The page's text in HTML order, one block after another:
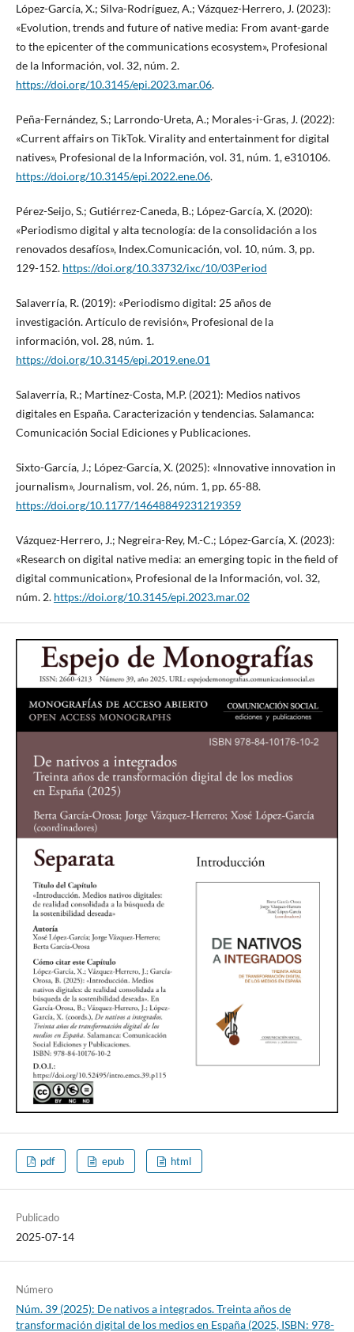
López-García, X.; Silva-Rodríguez, A.; Vázquez-Herrero, J. (2023):
«Evolution, trends and future of native media: From avant-garde
to the epicenter of the communications ecosystem», Profesional
de la Información, vol. 32, núm. 2.
https://doi.org/10.3145/epi.2023.mar.06.
Peña-Fernández, S.; Larrondo-Ureta, A.; Morales-i-Gras, J. (2022):
«Current affairs on TikTok. Virality and entertainment for digital
natives», Profesional de la Información, vol. 31, núm. 1, e310106.
https://doi.org/10.3145/epi.2022.ene.06.
Pérez-Seijo, S.; Gutiérrez-Caneda, B.; López-García, X. (2020):
«Periodismo digital y alta tecnología: de la consolidación a los
renovados desafíos», Index.Comunicación, vol. 10, núm. 3, pp.
129-152. https://doi.org/10.33732/ixc/10/03Period
Salaverría, R. (2019): «Periodismo digital: 25 años de
investigación. Artículo de revisión», Profesional de la
información, vol. 28, núm. 1.
https://doi.org/10.3145/epi.2019.ene.01
Salaverría, R.; Martínez-Costa, M.P. (2021): Medios nativos
digitales en España. Caracterización y tendencias. Salamanca:
Comunicación Social Ediciones y Publicaciones.
Sixto-García, J.; López-García, X. (2025): «Innovative innovation in
journalism», Journalism, vol. 26, núm. 1, pp. 65-88.
https://doi.org/10.1177/14648849231219359
Vázquez-Herrero, J.; Negreira-Rey, M.-C.; López-García, X. (2023):
«Research on digital native media: an emerging topic in the field of
digital communication», Profesional de la Información, vol. 32,
núm. 2. https://doi.org/10.3145/epi.2023.mar.02
pdf epub html
Publicado
2025-07-14
Número
Núm. 39 (2025): De nativos a integrados. Treinta años de
transformación digital de los medios en España (2025, ISBN: 978-